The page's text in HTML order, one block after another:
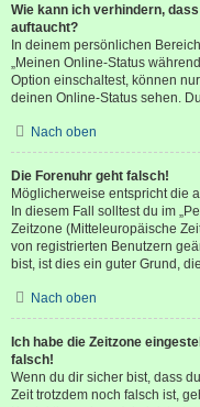
Wie kann ich verhindern,
auftaucht?
In deinem persönlichen
„Meinen Online-Status
Option einschaltest, können
deinen Online-Status sehen.
Nach oben
Die Forenuhr geht falsch!
Möglicherweise entspricht die
In diesem Fall solltest du im
Zeitzone (Mitteleuropäische
von registrierten Benutzern
bist, ist dies ein guter Grund,
Nach oben
Ich habe die Zeitzone
falsch!
Wenn du dir sicher bist, dass
Zeit trotzdem noch falsch ist,